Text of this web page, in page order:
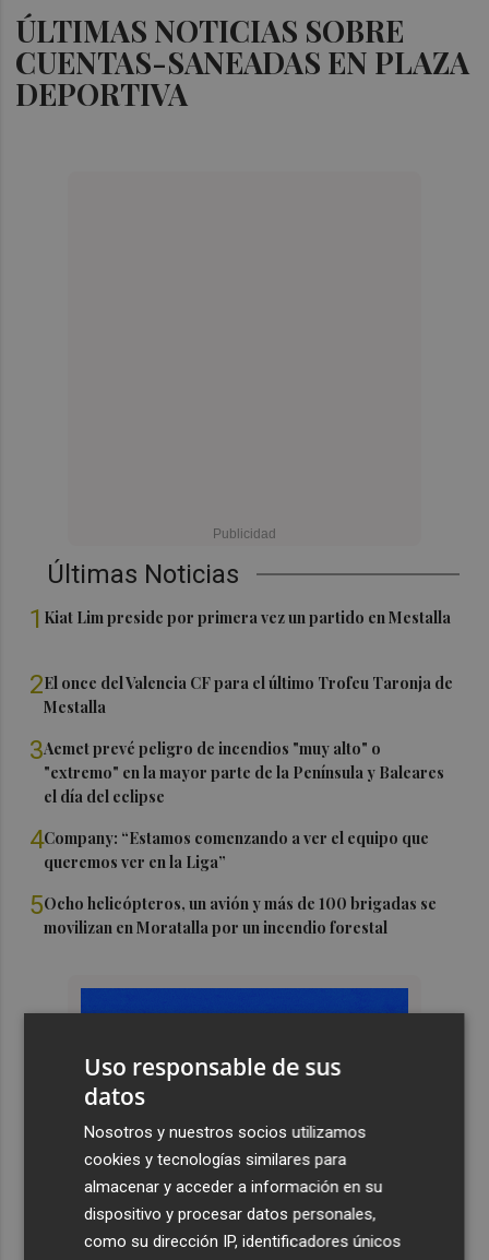
ÚLTIMAS NOTICIAS SOBRE
CUENTAS-SANEADAS EN PLAZA
DEPORTIVA
Últimas Noticias
1 Kiat Lim preside por primera vez un partido en Mestalla
2El once del Valencia CF para el último Trofeu Taronja de
Mestalla
3Aemet prevé peligro de incendios "muy alto" o
"extremo" en la mayor parte de la Península y Baleares
el día del eclipse
4Company: “Estamos comenzando a ver el equipo que
queremos ver en la Liga”
5Ocho helicópteros, un avión y más de 100 brigadas se
movilizan en Moratalla por un incendio forestal
Uso responsable de sus
datos
Nosotros y nuestros socios utilizamos
cookies y tecnologías similares para
almacenar y acceder a información en su
dispositivo y procesar datos personales,
como su dirección IP, identificadores únicos